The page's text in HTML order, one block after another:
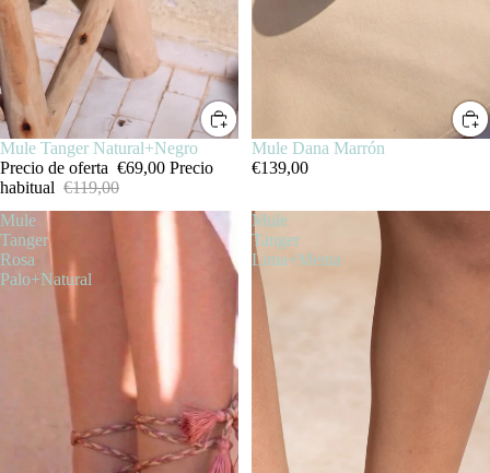
SALE
Mule Tanger Natural+Negro
Precio de oferta €69,00 Precio
habitual €119,00
Mule Dana Marrón
€139,00
Mule
Tanger
Rosa
Palo+Natural
Mule
Tanger
Lima+Menta